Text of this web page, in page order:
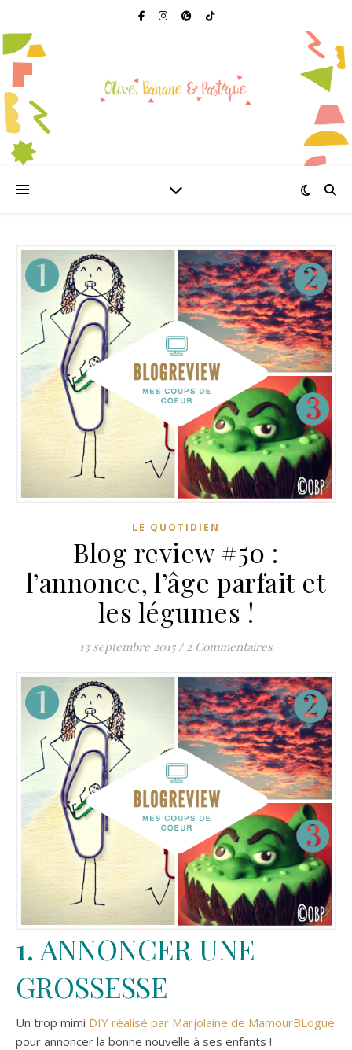
LE QUOTIDIEN
Blog review #50 :
l’annonce, l’âge parfait et
les légumes !
13 septembre 2015 / 2 Commentaires
1. ANNONCER UNE
GROSSESSE
Un trop mimi DIY réalisé par Marjolaine de MamourBLogue
pour annoncer la bonne nouvelle à ses enfants !